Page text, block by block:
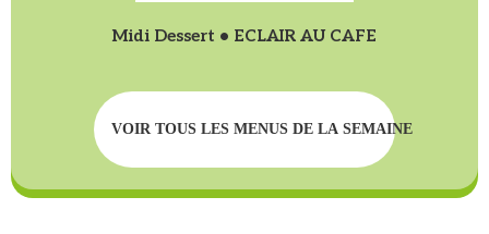
Midi Dessert • ECLAIR AU CAFE
VOIR TOUS LES MENUS DE LA SEMAINE